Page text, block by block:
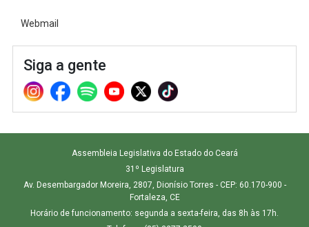
Webmail
Siga a gente
Assembleia Legislativa do Estado do Ceará
31º Legislatura
Av. Desembargador Moreira, 2807, Dionísio Torres - CEP: 60.170-900 -
Fortaleza, CE
Horário de funcionamento: segunda a sexta-feira, das 8h às 17h.